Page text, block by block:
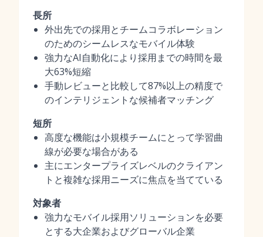
長所
外出先での採用とチームコラボレーション
のためのシームレスなモバイル体験
強力なAI自動化により採用までの時間を最
大63%短縮
手動レビューと比較して87%以上の精度で
のインテリジェントな候補者マッチング
短所
高度な機能は小規模チームにとって学習曲
線が必要な場合がある
主にエンタープライズレベルのクライアン
トと複雑な採用ニーズに焦点を当てている
対象者
強力なモバイル採用ソリューションを必要
とする大企業およびグローバル企業